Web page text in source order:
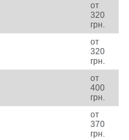
от
320
грн.
от
320
грн.
от
400
грн.
от
370
грн.